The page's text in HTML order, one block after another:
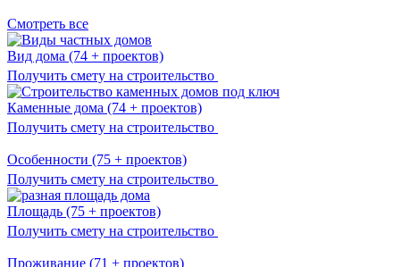
Смотреть все
Вид дома (74 + проектов)
Получить смету на строительство
Каменные дома (74 + проектов)
Получить смету на строительство
Особенности (75 + проектов)
Получить смету на строительство
Площадь (75 + проектов)
Получить смету на строительство
Проживание (71 + проектов)